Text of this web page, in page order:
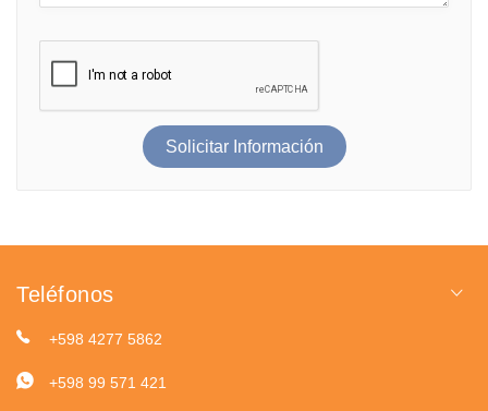
Solicitar Información
Teléfonos
+598 4277 5862
+598 99 571 421